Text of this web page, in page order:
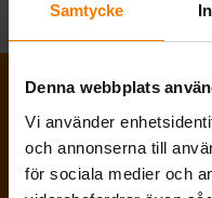
Samtycke
Denna webbplats
Vi använder
och annonserna till
för sociala medier och